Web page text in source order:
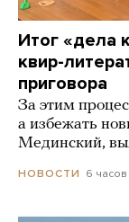
Итог «дела
квир-
приговора
За этим
а избежать
Мединский,
НОВОСТИ 6 часов